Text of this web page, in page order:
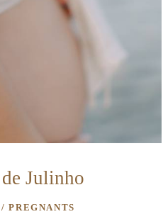
Julinho
PREGNANTS